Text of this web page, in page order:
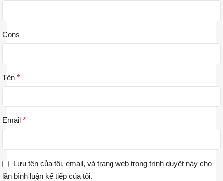
Cons
Tên *
Email *
Lưu tên của tôi, email, và trang web trong trình duyệt này cho
lần bình luận kế tiếp của tôi.